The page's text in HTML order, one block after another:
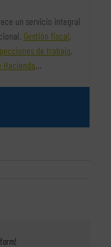
un servicio integral
Gestión fiscal,
de trabajo,
Hacienda…